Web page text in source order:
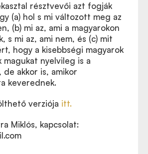
résztvevői azt fogják
(a) hol s mi változott meg az
(b) mi az, ami a magyarokon
s mi az, ami nem, és (c) mit
hogy a kisebbségi magyarok
magukat nyelvileg is a
de akkor is, amikor
keverednek.
verziója itt.
Miklós, kapcsolat: